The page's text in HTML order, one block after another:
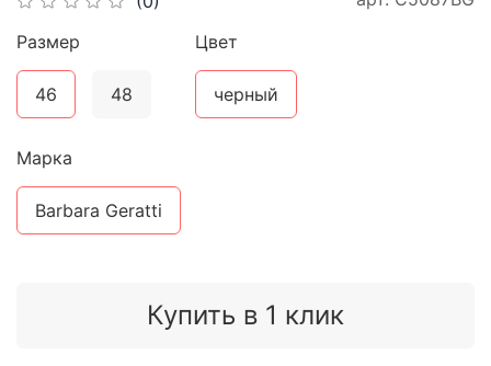
Купить в 1 клик
Размер
46 48
Цвет
черный
Марка
Barbara Geratti